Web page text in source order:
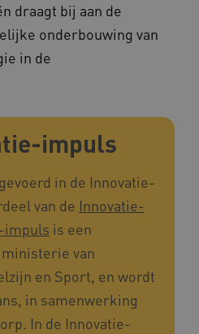
draagt bij aan de
onderbouwing van
in de
impuls
in de Innovatie-
van de Innovatie-
impuls is een
van
en Sport, en wordt
in samenwerking
In de Innovatie-
Provider/Domein
Google LLC
.kennispleingehandicaptensector.nl
Provider/Domein
Google